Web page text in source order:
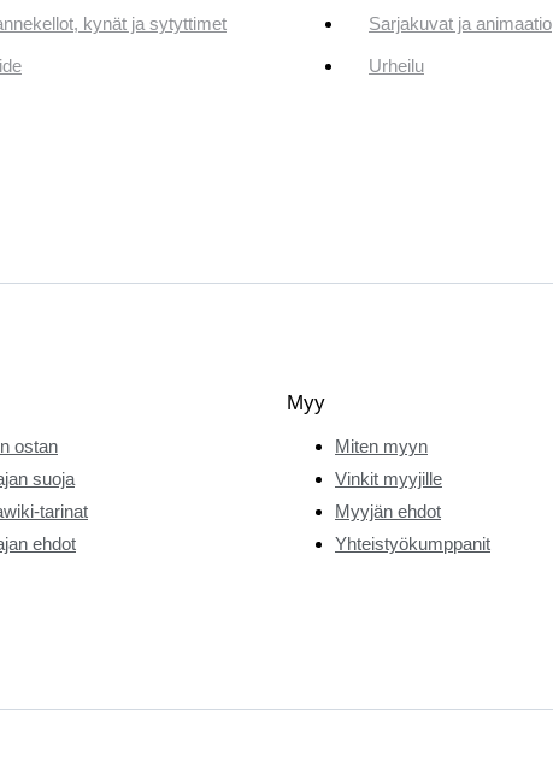
kynät ja sytyttimet Sarjakuvat ja animaatio
Urheilu
ostan
suoja
tarinat
ehdot
Myy
Miten myyn
Vinkit myyjille
Myyjän ehdot
Yhteistyökumppanit